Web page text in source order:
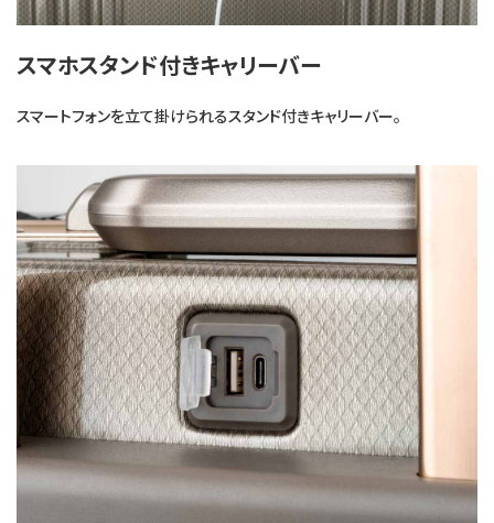
スマホスタンド付きキャリーバー
スマートフォンを立て掛けられるスタンド付きキャリーバー。